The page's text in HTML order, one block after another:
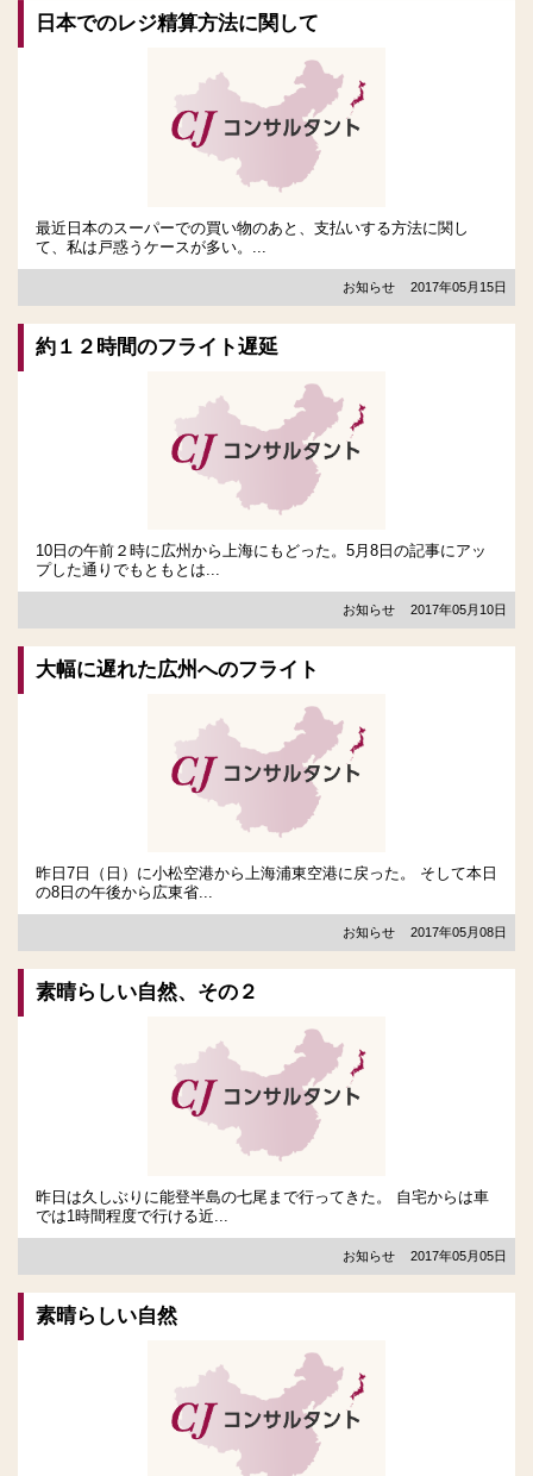
日本でのレジ精算方法に関して
最近日本のスーパーでの買い物のあと、支払いする方法に関し
て、私は戸惑うケースが多い。...
お知らせ 2017年05月15日
約１２時間のフライト遅延
10日の午前２時に広州から上海にもどった。5月8日の記事にアッ
プした通りでもともとは...
お知らせ 2017年05月10日
大幅に遅れた広州へのフライト
昨日7日（日）に小松空港から上海浦東空港に戻った。 そして本日
の8日の午後から広東省...
お知らせ 2017年05月08日
素晴らしい自然、その２
昨日は久しぶりに能登半島の七尾まで行ってきた。 自宅からは車
では1時間程度で行ける近...
お知らせ 2017年05月05日
素晴らしい自然